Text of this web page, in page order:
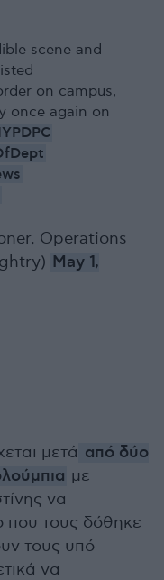
scene and
on campus,
once again on
Operations
May 1,
μετά από δύο
με
να
που τους δόθηκε
τους υπό
να